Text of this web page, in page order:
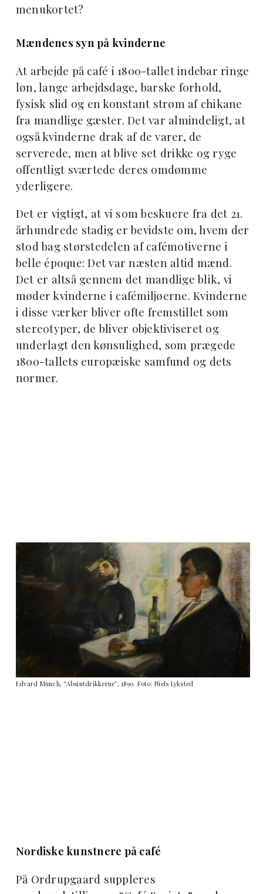
menukortet?
Mændenes syn på kvinderne
At arbejde på café i 1800-tallet indebar ringe
løn, lange arbejdsdage, barske forhold,
fysisk slid og en konstant strøm af chikane
fra mandlige gæster. Det var almindeligt, at
også kvinderne drak af de varer, de
serverede, men at blive set drikke og ryge
offentligt sværtede deres omdømme
yderligere.
Det er vigtigt, at vi som beskuere fra det 21.
århundrede stadig er bevidste om, hvem der
stod bag størstedelen af cafémotiverne i
belle époque: Det var næsten altid mænd.
Det er altså gennem det mandlige blik, vi
møder kvinderne i cafémiljøerne. Kvinderne
i disse værker bliver ofte fremstillet som
stereotyper, de bliver objektiviseret og
underlagt den kønsulighed, som prægede
1800-tallets europæiske samfund og dets
normer.
Edvard Munch, “Absintdrikkerne”, 1890. Foto: Niels Lyksted
Nordiske kunstnere på café
På Ordrupgaard suppleres